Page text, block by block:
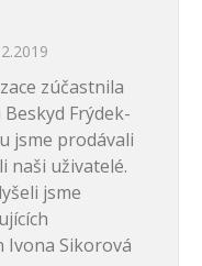
zúčastnila
Frýdek-
jsme prodávali
naši uživatelé.
jsme
Ivona Sikorová